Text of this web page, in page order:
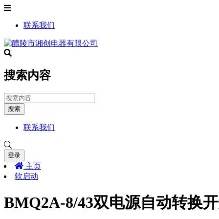
联系我们
搜索内容
搜索
联系我们
登录
主页
软启动
BMQ2A-8/43双电源自动转换